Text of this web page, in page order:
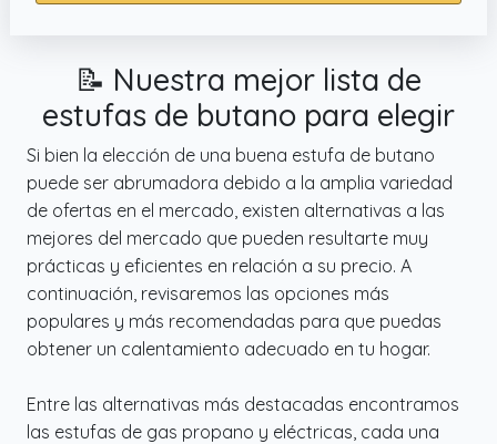
📝 Nuestra mejor lista de
estufas de butano para elegir
Si bien la elección de una buena estufa de butano
puede ser abrumadora debido a la amplia variedad
de ofertas en el mercado, existen alternativas a las
mejores del mercado que pueden resultarte muy
prácticas y eficientes en relación a su precio. A
continuación, revisaremos las opciones más
populares y más recomendadas para que puedas
obtener un calentamiento adecuado en tu hogar.
Entre las alternativas más destacadas encontramos
las estufas de gas propano y eléctricas, cada una